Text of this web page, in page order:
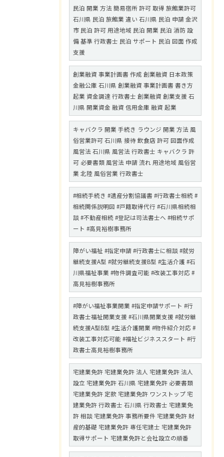
民泊 開業 方法 簡易宿所 許可 取得 旅館業許可
石川県 民泊 旅館業 違い 石川県 民泊 申請 金沢
市 民泊 許可 用途地域 民泊 開業 民泊 消防 設
備 基準 行政書士 民泊 サポート 民泊 図面 作成
支援
創業融資 事業計画書 作成 創業融資 日本政策
金融公庫 石川県 創業融資 事業計画書 書き方
起業 資金調達 行政書士 創業融資 創業支援 石
川県 開業資金 融資 信用金庫 融資 起業
キャバクラ 開業 手続き ラウンジ 開業 方法 風
俗営業許可 石川県 接待 飲食店 許可 図面作成
風営法 石川県 風営法 行政書士 キャバクラ 許
可 必要書類 風営法 申請 流れ 用途地域 風俗営
業 北陸 風俗営業 行政書士
#相続手続き #遺産分割協議書 #行政書士相続 #
相続関係説明図 #戸籍取得代行 #石川県相続相
談 #不動産相続 #登記は司法書士へ #相続サポ
ート #高見裕樹事務所
障がい福祉 #指定申請 #行政書士に相談 #就労
継続支援A型 #就労継続支援B型 #生活介護 #石
川県福祉事業 #物件調査可能 #改装工事対応 #
高見裕樹事務所
#障がい福祉事業開業 #指定申請サポート #行
政書士福祉開業支援 #石川県開業支援 #就労継
続支援A型B型 #生活介護開業 #物件紹介対応 #
改装工事対応可能 #福祉ビジネススタート #行
政書士高見裕樹事務所
宅建業免許 宅建業免許 法人 宅建業免許 法人
設立 宅建業免許 石川県 宅建業免許 必要書類
宅建業免許 定款 宅建業免許 ワンストップ 宅
建業免許 行政書士 石川県 行政書士 宅建業免
許 相談 宅建業免許 事務所要件 宅建業免許 財
産的基礎 宅建業免許 専任宅建士 宅建業免許
取得サポート 宅建業免許と会社設立の順番